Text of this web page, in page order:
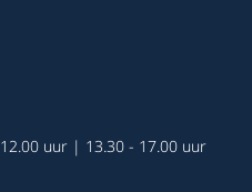
uur | 13.30 - 17.00 uur